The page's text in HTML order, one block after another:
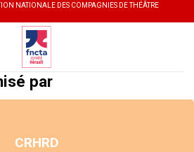
NATIONALE DES COMPAGNIES DE THÉÂTRE
par
CRHRD